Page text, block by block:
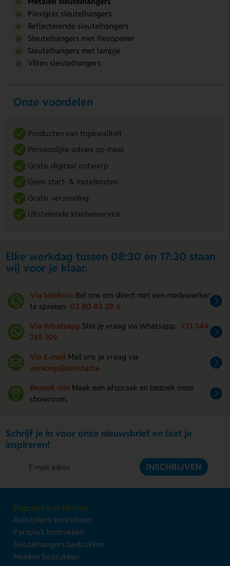
Plexiglas sleutelhangers
Reflecterende sleutelhangers
Sleutelhangers met flesopener
Sleutelhangers met lampje
Vilten sleutelhangers
Onze voordelen
Producten van topkwaliteit
Persoonlijke advies op maat
Gratis digitaal ontwerp
Geen start- & instelkosten
Gratis verzending
Uitstekende klantenservice
Elke werkdag tussen 08:30 en 17:30 staan
wij voor je klaar.
Via telefoon Bel ons om direct met een medewerker
te spreken 03 80 83 28 6
Via Whatsapp Stel je vraag via Whatsapp. +31 344
745 109
Via E-mail Mail ons je vraag via
verkoop@lavista.be
Bezoek ons Maak een afspraak en bezoek onze
showroom.
Schrijf je in voor onze nieuwsbrief en laat je
inspireren!
INSCHRIJVEN
Populaire artikelen
Aanstekers bedrukken
Paraplu's bedrukken
Sleutelhangers bedrukken
Mokken bedrukken